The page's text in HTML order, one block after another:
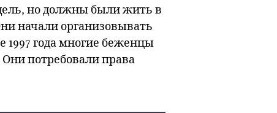
но должны были жить в
начали организовывать
1997 года многие беженцы
потребовали права